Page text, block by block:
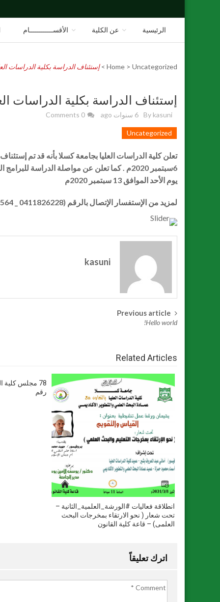
الرئيسية عن الكلية اﻷقســــــــــــام
Home > Uncategorized
>إستئناف الدراسة بكلية الدراسات
إستئناف الدراسة بكلية الدراسات
By kasuni 6 سنوات ago 0 Comments
Uncategorized
تعلن كلية الدراسات العليا بجامعة كسلا بأنه قد تم
6سبتمبر 2020م . كما تعلن عن مواصلة الدراسة
يوم الأحد الموافق 13 سبتمبر 2020م
لمزيد من الإستفسار الإتصال بالرقم (0411826228 _ 0411825564 _ 0122107575)
kasuni
Post
Previous article
Hello world!
Related Articles
انطلاقة فعاليات #الورشة_العلمية_الثانية –
تحت شعار ( نحو الارتقاء بمخرجات البحث
العلمى) – قاعة كلية القانون
78 مجلس كلية
رقم
اترك تعليقاً